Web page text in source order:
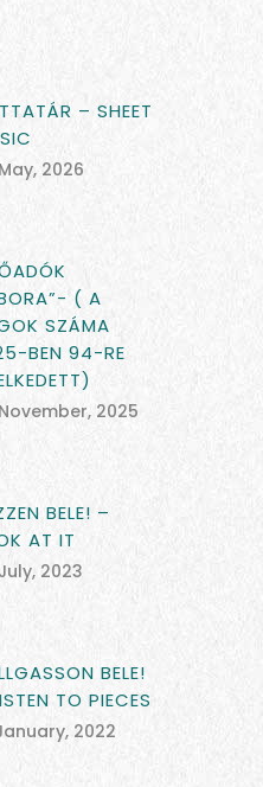
– SHEET
2026
( A
SZÁMA
BEN 94-RE
2025
BELE! –
AT IT
2023
BELE!
TO PIECES
2022